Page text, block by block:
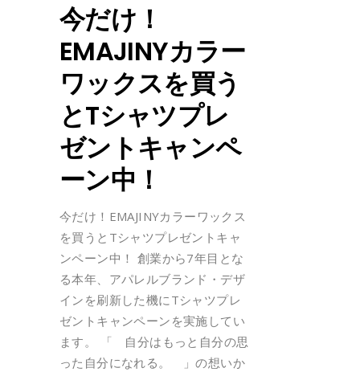
今だけ！
EMAJINYカラー
ワックスを買う
とTシャツプレ
ゼントキャンペ
ーン中！
今だけ！EMAJINYカラーワックス
を買うとTシャツプレゼントキャ
ンペーン中！ 創業から7年目とな
る本年、アパレルブランド・デザ
インを刷新した機にTシャツプレ
ゼントキャンペーンを実施してい
ます。 「 自分はもっと自分の思
った自分になれる。 」の想いか